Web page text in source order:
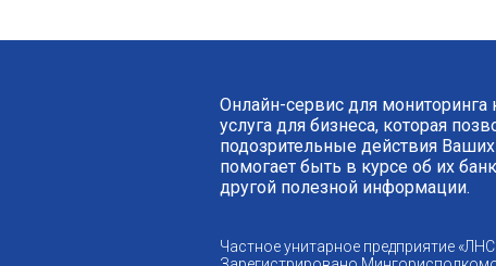
Онлайн-сервис для мониторинга
услуга для бизнеса, которая
подозрительные действия
помогает быть в курсе об их
другой полезной информации.
Частное унитарное предприятие